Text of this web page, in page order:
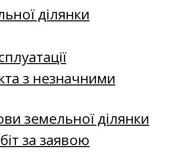
ділянки
з незначними
земельної ділянки
за заявою